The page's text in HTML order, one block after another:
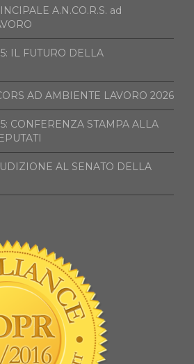
A.N.CO.R.S. ad
IL FUTURO DELLA
AD AMBIENTE LAVORO 2026
CONFERENZA STAMPA ALLA
AL SENATO DELLA